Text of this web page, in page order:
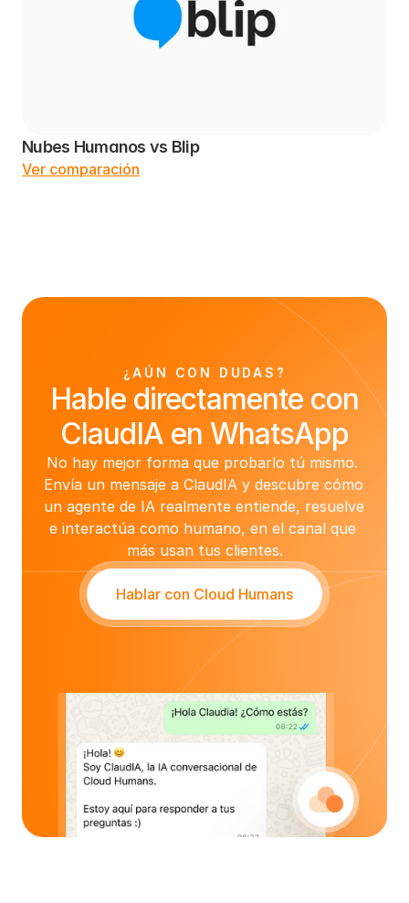
Nubes Humanos vs Blip
Ver comparación
¿AÚN CON DUDAS?
Hable directamente con
ClaudIA en WhatsApp
No hay mejor forma que probarlo tú mismo.
Envía un mensaje a ClaudIA y descubre cómo
un agente de IA realmente entiende, resuelve
e interactúa como humano, en el canal que
más usan tus clientes.
Hablar con Cloud Humans